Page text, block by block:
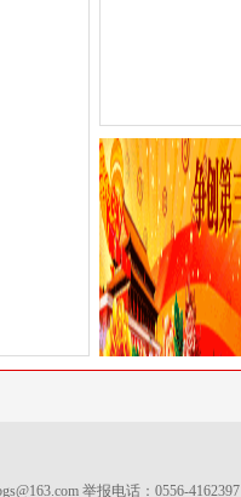
举报电话：0556-4162397